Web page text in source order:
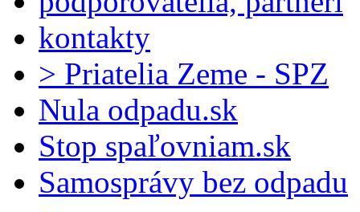
kontakty
> Priatelia Zeme - SPZ
Nula odpadu.sk
Stop spaľovniam.sk
Samosprávy bez odpadu